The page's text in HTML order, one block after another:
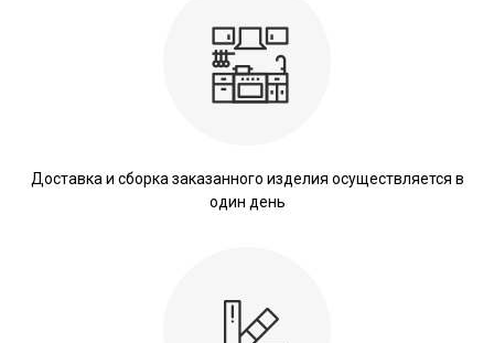
Доставка и сборка заказанного изделия осуществляется в
один день